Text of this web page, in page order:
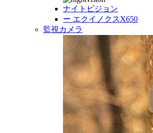
ナイトビジョン
ー エクイノクスX650
監視カメラ